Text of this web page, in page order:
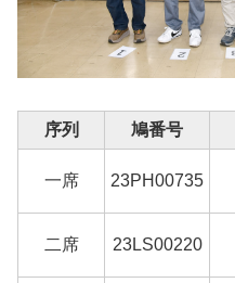
序列 鳩番号
一席 23PH00735
二席 23LS00220